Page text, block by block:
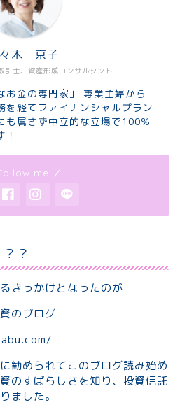
引士、資産形成コンサルタント
木 京子
お金の専門家」 専業主婦から
を経てファイナンシャルプラン
も属さず中立的な立場で100％
me ／
？
きっかけとなったのが
のブログ
勧められてこのブログ読み始め
のすばらしさを知り、投資信託
ました。